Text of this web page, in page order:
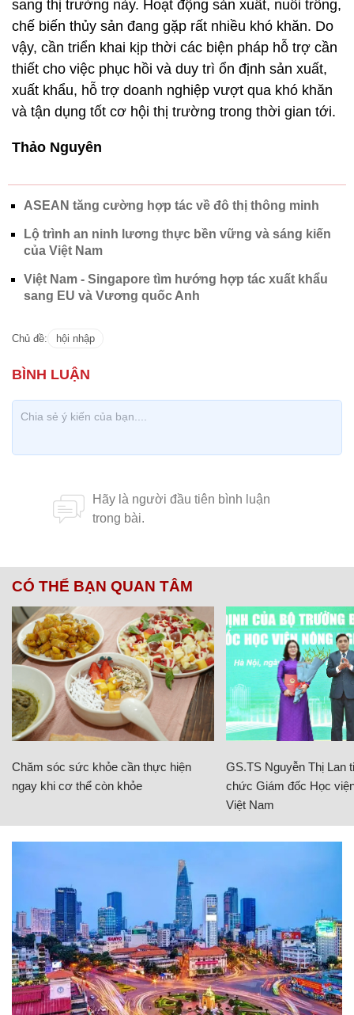
sang thị trường này. Hoạt động sản xuất, nuôi trồng,
chế biến thủy sản đang gặp rất nhiều khó khăn. Do
vậy, cần triển khai kịp thời các biện pháp hỗ trợ cần
thiết cho việc phục hồi và duy trì ổn định sản xuất,
xuất khẩu, hỗ trợ doanh nghiệp vượt qua khó khăn
và tận dụng tốt cơ hội thị trường trong thời gian tới.
Thảo Nguyên
ASEAN tăng cường hợp tác về đô thị thông minh
Lộ trình an ninh lương thực bền vững và sáng kiến
của Việt Nam
Việt Nam - Singapore tìm hướng hợp tác xuất khẩu
sang EU và Vương quốc Anh
Chủ đề: hội nhập
CÓ THỂ BẠN QUAN TÂM
Chăm sóc sức khỏe cần thực hiện
ngay khi cơ thể còn khỏe
GS.TS Nguyễn Thị Lan
chức Giám đốc Học
Việt Nam